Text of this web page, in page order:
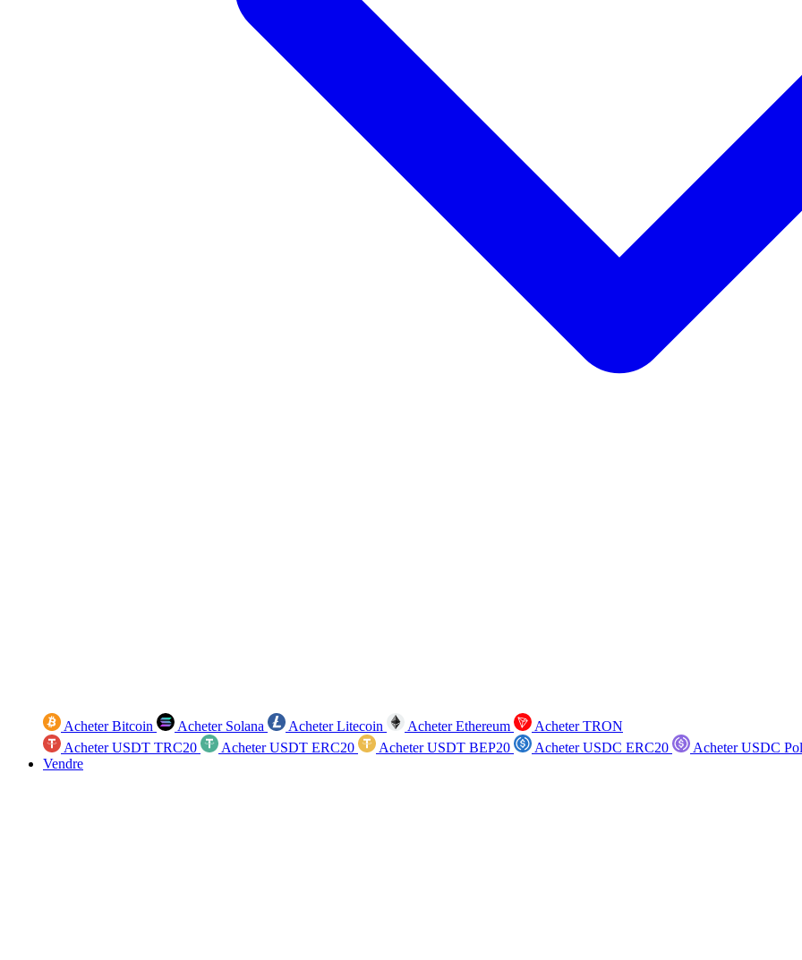
Acheter Bitcoin Acheter Solana Acheter Litecoin Acheter Ethereum
Acheter TRON
Acheter USDT TRC20
Acheter USDT ERC20 Acheter USDT BEP20 Acheter USDC ERC20
Acheter USDC
Vendre